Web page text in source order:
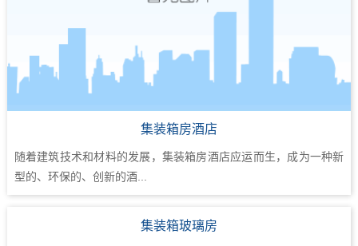
集装箱房酒店
随着建筑技术和材料的发展，集装箱房酒店应运而生，成为一种新
型的、环保的、创新的酒...
集装箱玻璃房